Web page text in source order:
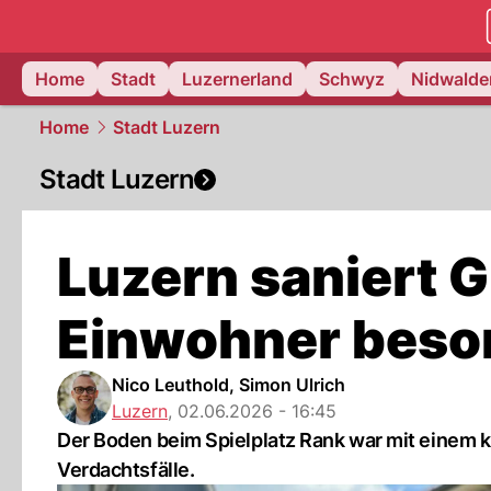
Home
Stadt Luzernerland Schwyz
Home Stadt Luzern
Stadt Luzern
Luzern saniert
Einwohner
Nico Leuthold, Simon Ulrich
Luzern, 02.06.2026 - 16:45
Der Boden beim Spielplatz Rank war mit
Verdachtsfälle.